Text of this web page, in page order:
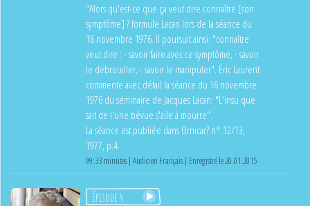
"Alors qu'est-ce que ça veut dire connaître [son
symptôme] ? formule Lacan lors de la séance du
16 novembre 1976. Il poursuit ainsi: "connaître
veut dire : - savoir faire avec ce symptôme, - savoir
le débrouiller, - savoir le manipuler". Éric Laurent
commente avec détail la séance du 16 novembre
1976 du séminaire de Jacques Lacan: "L'insu que
sait de l'une bévue s'aile à mourre".
La séance est publiée dans Ornicar? n° 12/13,
1977, p.4.
99:33 minutes | Audio en Français | Enregistré le 20.01.2015
Épisode 4